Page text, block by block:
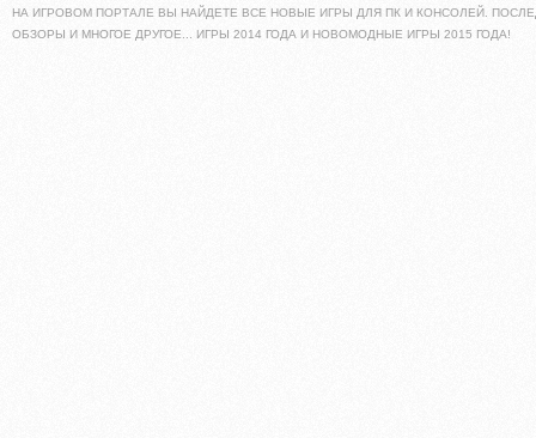
НА ИГРОВОМ ПОРТАЛЕ ВЫ НАЙДЕТЕ ВСЕ НОВЫЕ ИГРЫ ДЛЯ ПК И КОНСОЛЕЙ.
ОБЗОРЫ И МНОГОЕ ДРУГОЕ... ИГРЫ 2014 ГОДА И НОВОМОДНЫЕ ИГРЫ 2015 ГОДА!